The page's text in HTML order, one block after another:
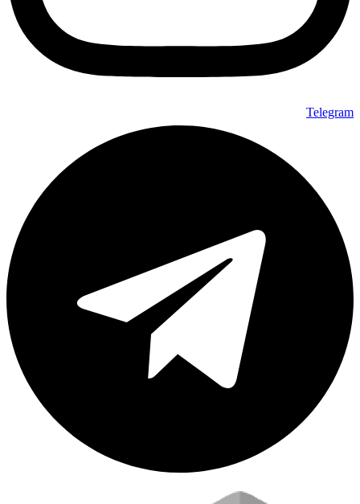
Telegram